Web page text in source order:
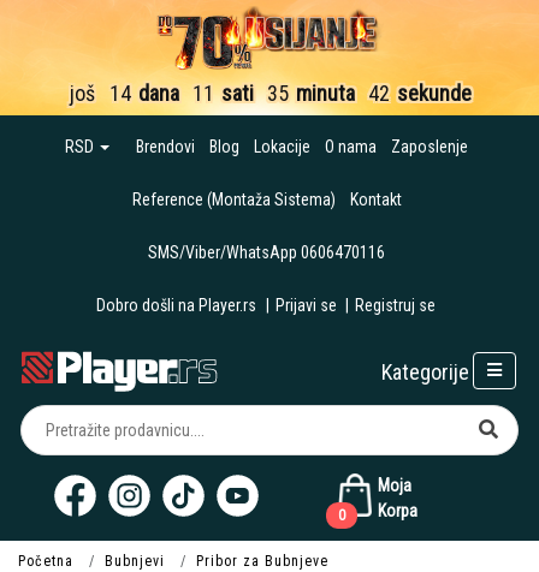
još 14 dana 11 sati 35 minuta 41 sekund
RSD Brendovi Blog Lokacije O nama Zaposlenje
Reference (Montaža Sistema) Kontakt
SMS/Viber/WhatsApp 0606470116
Dobro došli na Player.rs Prijavi se Registruj se
Moja
Korpa
0
Kategorije
Početna Bubnjevi Pribor za Bubnjeve